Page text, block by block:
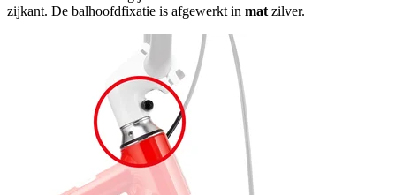
zijkant. De balhoofdfixatie is afgewerkt in mat zilver.